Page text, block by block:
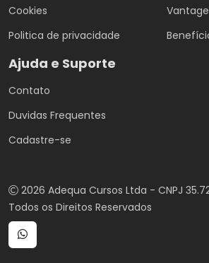
Cookies
Politica de privacidade
Ajuda e Suporte
Contato
Duvidas Frequentes
Cadastre-se
2026 Adequa Cursos Ltda - CNPJ
Todos os Direitos Reservados